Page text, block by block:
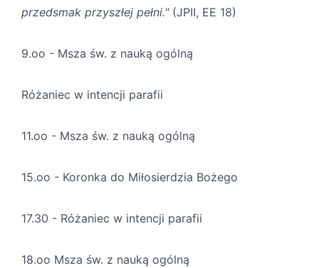
przedsmak przyszłej pełni."(JPII, EE 18)
9.oo - Msza św. z nauką ogólną
Różaniec w intencji parafii
11.oo - Msza św. z nauką ogólną
15.oo - Koronka do Miłosierdzia Bożego
17.30 - Różaniec w intencji parafii
18.oo Msza św. z nauką ogólną